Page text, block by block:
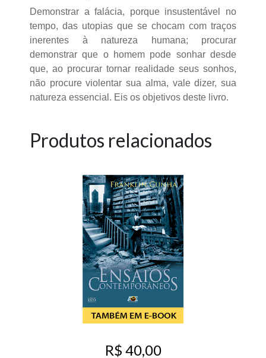
Demonstrar a falácia, porque insustentável no
tempo, das utopias que se chocam com traços
inerentes à natureza humana; procurar
demonstrar que o homem pode sonhar desde
que, ao procurar tornar realidade seus sonhos,
não procure violentar sua alma, vale dizer, sua
natureza essencial. Eis os objetivos deste livro.
Produtos relacionados
R$ 40,00